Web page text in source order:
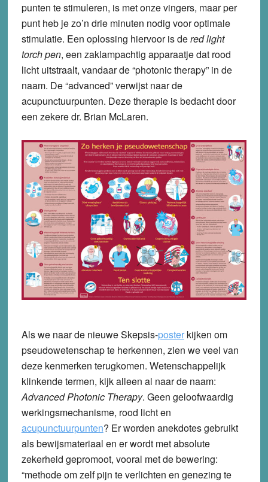
punten te stimuleren, is met onze vingers, maar per
punt heb je zo’n drie minuten nodig voor optimale
stimulatie. Een oplossing hiervoor is dered light
torch pen, een zaklampachtig apparaatje dat rood
licht uitstraalt, vandaar de “photonic therapy” in de
naam. De “advanced” verwijst naar de
acupunctuurpunten. Deze therapie is bedacht door
een zekere dr. Brian McLaren.
Als we naar de nieuwe Skepsis-posterkijken om
pseudowetenschap te herkennen, zien we veel van
deze kenmerken terugkomen. Wetenschappelijk
klinkende termen, kijk alleen al naar de naam:
Advanced Photonic Therapy. Geen geloofwaardig
werkingsmechanisme, rood licht en
acupunctuurpunten? Er worden anekdotes gebruikt
als bewijsmateriaal en er wordt met absolute
zekerheid gepromoot, vooral met de bewering:
“methode om zelf pijn te verlichten en genezing te